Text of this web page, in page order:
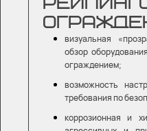
визуальная
обзор
ограждением;
возможность
требования по
коррозионная и